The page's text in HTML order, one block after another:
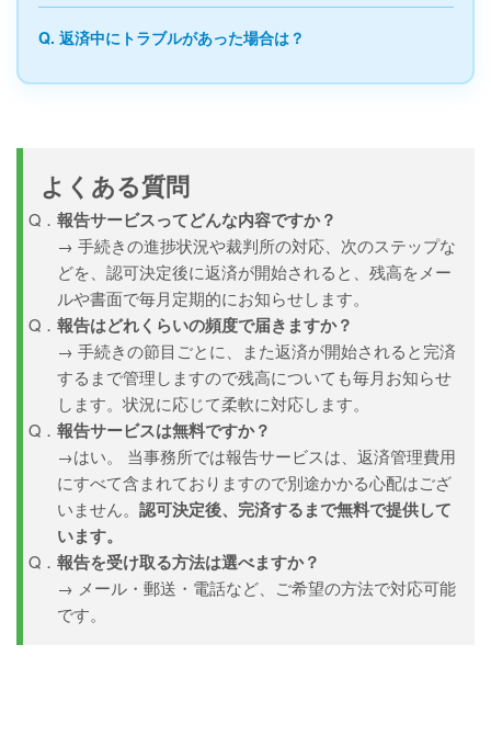
Q. 返済中にトラブルがあった場合は？
よくある質問
報告サービスってどんな内容ですか？
→ 手続きの進捗状況や裁判所の対応、次のステップな
どを、認可決定後に返済が開始されると、残高をメー
ルや書面で毎月定期的にお知らせします。
報告はどれくらいの頻度で届きますか？
→ 手続きの節目ごとに、また返済が開始されると完済
するまで管理しますので残高についても毎月お知らせ
します。状況に応じて柔軟に対応します。
報告サービスは無料ですか？
→はい。 当事務所では報告サービスは、返済管理費用
にすべて含まれておりますので別途かかる心配はござ
いません。 認可決定後、完済するまで無料で提供して
います。
報告を受け取る方法は選べますか？
→ メール・郵送・電話など、ご希望の方法で対応可能
です。